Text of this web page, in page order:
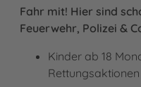
Fahr mit! Hier sind
Feuerwehr, Polizei &
Kinder ab 18
Rettungsaktionen